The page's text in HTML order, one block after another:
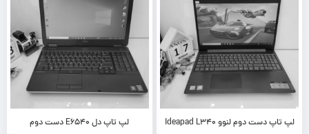
لپ تاپ دست دوم لنوو Ideapad L340 لپ تاپ دل E6540 دست دوم